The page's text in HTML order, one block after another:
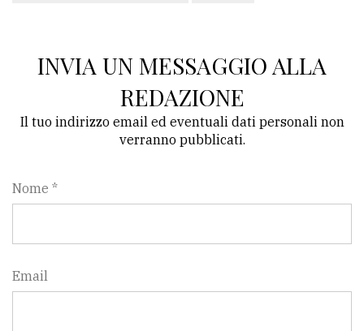
INVIA UN MESSAGGIO ALLA
REDAZIONE
Il tuo indirizzo email ed eventuali dati personali non
verranno pubblicati.
Nome *
Email